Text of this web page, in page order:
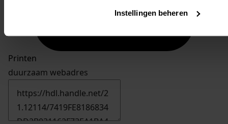
Instellingen beheren
Printen
duurzaam webadres